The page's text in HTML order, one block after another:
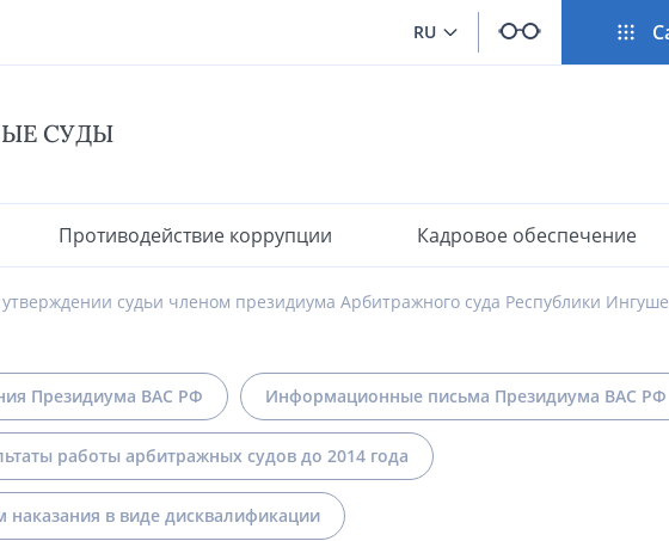
RU
СУДЫ
Противодействие коррупции Кадровое обеспечение
судьи членом президиума Арбитражного суда Республики
Президиума ВАС РФ Информационные письма Президиума ВАС РФ
работы арбитражных судов до 2014 года
в виде дисквалификации